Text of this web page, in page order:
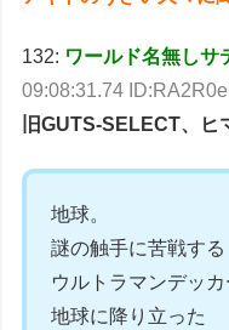
132: ワールド名無しサ
09:08:31.74
旧GUTS-SELECT、
地球。
謎の触手に苦戦する
ウルトラマンデッカ
地球に降り立った